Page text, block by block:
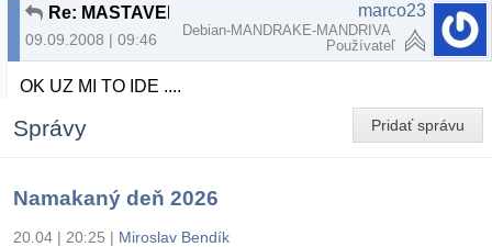
09.09.2008 | 09:46
marco23
Debian-MANDRAKE-MANDRIVA
Používateľ
OK UZ MI TO IDE ....
Pridať správu
Správy
Namakaný deň 2026
20.04 | 20:25 | Miroslav Bendík